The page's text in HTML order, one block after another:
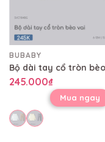
BUBABY
245.000₫
Mua ngay